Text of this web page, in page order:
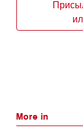
More in